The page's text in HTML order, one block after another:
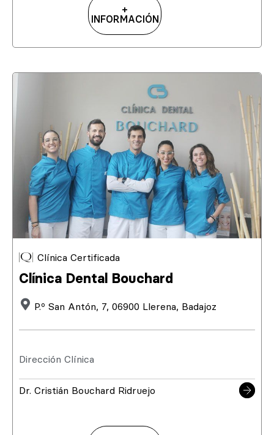
+
INFORMACIÓN
Clínica Certificada
Clínica Dental Bouchard
P.º San Antón, 7, 06900 Llerena, Badajoz
Dirección Clínica
Dr. Cristián Bouchard Ridruejo